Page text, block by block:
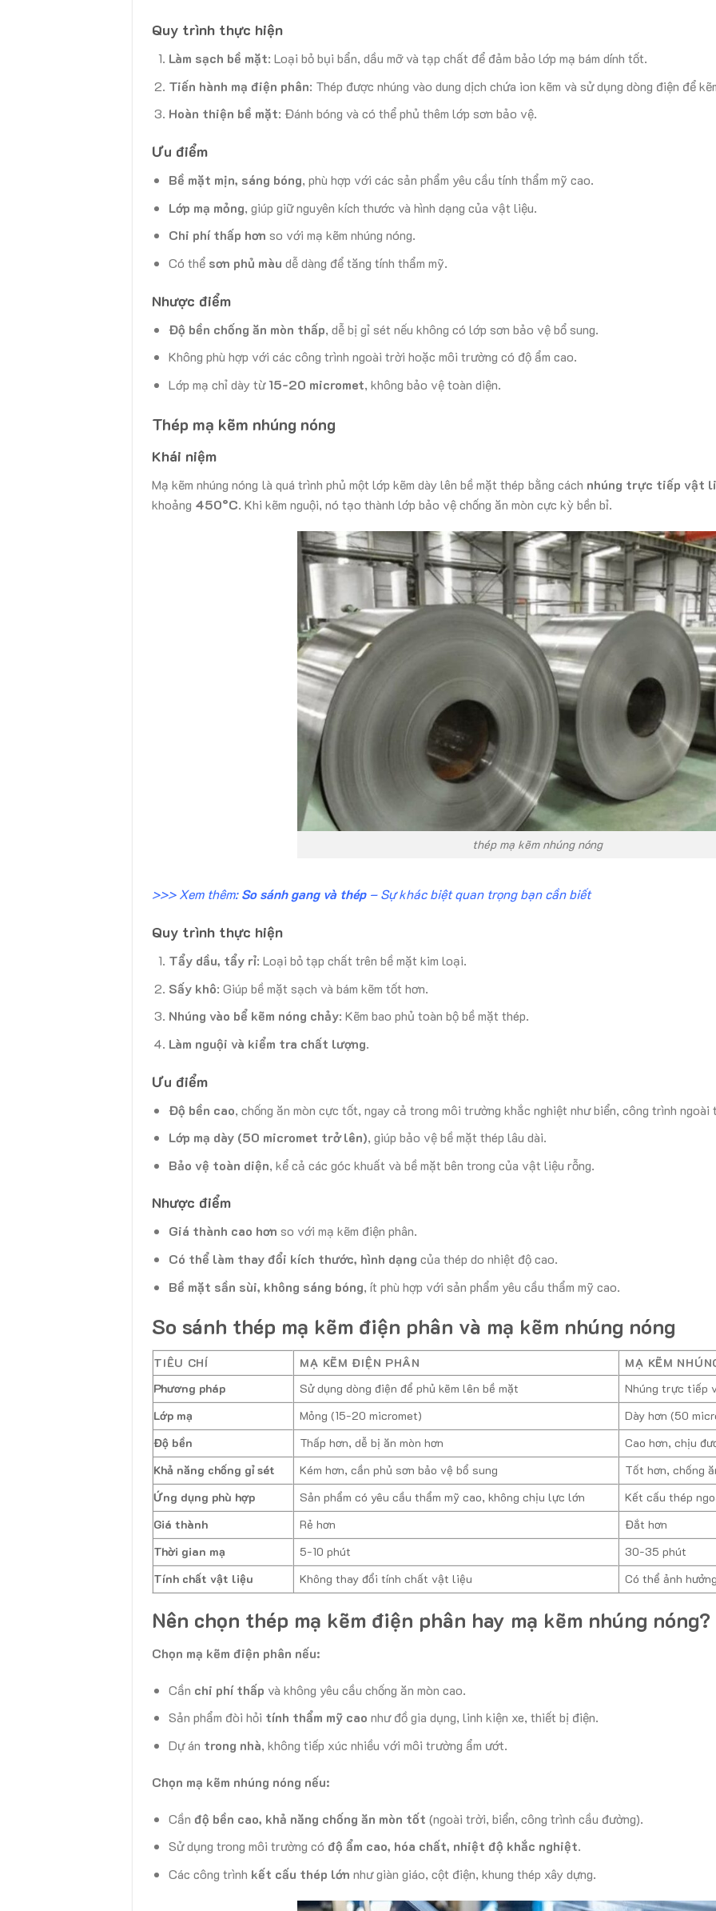
Quy trình thực hiện
Làm sạch bề mặt: Loại bỏ bụi bẩn, dầu mỡ và tạp chất để đảm bảo lớp mạ bám dính tốt.
Tiến hành mạ điện phân: Thép được nhúng vào dung dịch chứa ion kẽm và sử dụng dòng điện để
Hoàn thiện bề mặt: Đánh bóng và có thể phủ thêm lớp sơn bảo vệ.
Ưu điểm
Bề mặt mịn, sáng bóng, phù hợp với các sản phẩm yêu cầu tính thẩm mỹ cao.
Lớp mạ mỏng, giúp giữ nguyên kích thước và hình dạng của vật liệu.
Chi phí thấp hơn so với mạ kẽm nhúng nóng.
Có thể sơn phủ màu dễ dàng để tăng tính thẩm mỹ.
Nhược điểm
Độ bền chống ăn mòn thấp, dễ bị gỉ sét nếu không có lớp sơn bảo vệ bổ sung.
Không phù hợp với các công trình ngoài trời hoặc môi trường có độ ẩm cao.
Lớp mạ chỉ dày từ15-20 micromet, không bảo vệ toàn diện.
Thép mạ kẽm nhúng nóng
Khái niệm
Mạ kẽm nhúng nóng là quá trình phủ một lớp kẽm dày lên bề mặt thép bằng cách nhúng trực tiếp vật
khoảng 450°C. Khi kẽm nguội, nó tạo thành lớp bảo vệ chống ăn mòn cực kỳ bền bỉ.
thép mạ kẽm nhúng nóng
>>> Xem thêm:So sánh gang và thép– Sự khác biệt quan trọng bạn cần biết
Quy trình thực hiện
Tẩy dầu, tẩy rỉ: Loại bỏ tạp chất trên bề mặt kim loại.
Sấy khô: Giúp bề mặt sạch và bám kẽm tốt hơn.
Nhúng vào bể kẽm nóng chảy: Kẽm bao phủ toàn bộ bề mặt thép.
Làm nguội và kiểm tra chất lượng.
Ưu điểm
Độ bền cao, chống ăn mòn cực tốt, ngay cả trong môi trường khắc nghiệt như biển, công trình ngoài
Lớp mạ dày (50 micromet trở lên), giúp bảo vệ bề mặt thép lâu dài.
Bảo vệ toàn diện, kể cả các góc khuất và bề mặt bên trong của vật liệu rỗng.
Nhược điểm
Giá thành cao hơn so với mạ kẽm điện phân.
Có thể làm thay đổi kích thước, hình dạng của thép do nhiệt độ cao.
Bề mặt sần sùi, không sáng bóng, ít phù hợp với sản phẩm yêu cầu thẩm mỹ cao.
So sánh thép mạ kẽm điện phân và mạ kẽm nhúng nóng
TIÊU CHÍ MẠ KẼM ĐIỆN PHÂN
MẠ KẼM
Phương pháp
Sử dụng dòng điện để phủ kẽm lên bề mặt
Nhúng trực tiếp
Lớp mạ
Mỏng (15-20 micromet)
Dày hơn (50
Độ bền
Thấp hơn, dễ bị ăn mòn hơn
Cao hơn, chịu
Khả năng chống gỉ sét
Kém hơn, cần phủ sơn bảo vệ bổ sung
Tốt hơn, chống
Ứng dụng phù hợp
Sản phẩm có yêu cầu thẩm mỹ cao, không chịu lực lớn
Kết cấu thép
Giá thành
Rẻ hơn
Đắt hơn
Thời gian mạ
5-10 phút
30-35 phút
Tính chất vật liệu
Không thay đổi tính chất vật liệu Có thể ảnh
Nên chọn thép mạ kẽm điện phân hay mạ kẽm nhúng nóng?
Chọn mạ kẽm điện phân nếu:
Cần chi phí thấp và không yêu cầu chống ăn mòn cao.
Sản phẩm đòi hỏi tính thẩm mỹ cao như đồ gia dụng, linh kiện xe, thiết bị điện.
Dự án trong nhà, không tiếp xúc nhiều với môi trường ẩm ướt.
Chọn mạ kẽm nhúng nóng nếu:
Cần độ bền cao, khả năng chống ăn mòn tốt (ngoài trời, biển, công trình cầu đường).
Sử dụng trong môi trường có độ ẩm cao, hóa chất, nhiệt độ khắc nghiệt.
Các công trình kết cấu thép lớn như giàn giáo, cột điện, khung thép xây dựng.